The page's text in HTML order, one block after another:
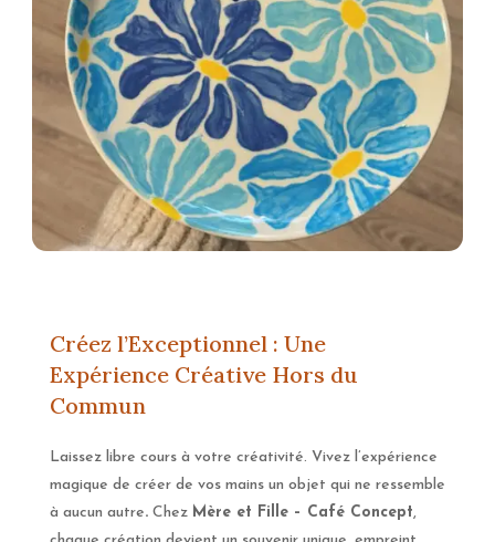
Créez l’Exceptionnel : Une
Expérience Créative Hors du
Commun
Laissez libre cours à votre créativité. Vivez l’expérience
magique de créer de vos mains un objet qui ne ressemble
à aucun autre.Chez Mère et Fille – Café Concept,